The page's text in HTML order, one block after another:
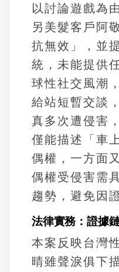
以討論遊戲為
另美髮客戶阿
抗無效」，並
統，未能提供
球性社交風潮
給站短暫交談
真多次遭侵害
僅能描述「車
偶權，一方面
偶權受侵害需
趨勢，避免因
法律實務：證據
本案反映台灣
晴雖聲淚俱下